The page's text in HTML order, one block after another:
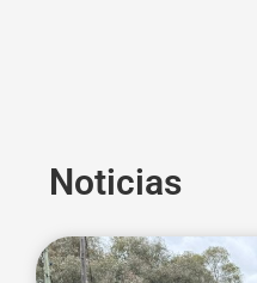
Noticias